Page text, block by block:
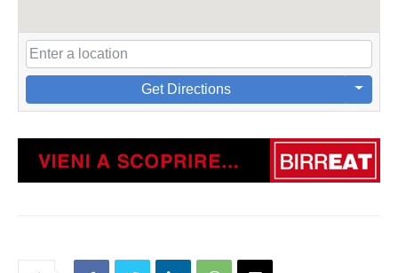
Get Directions